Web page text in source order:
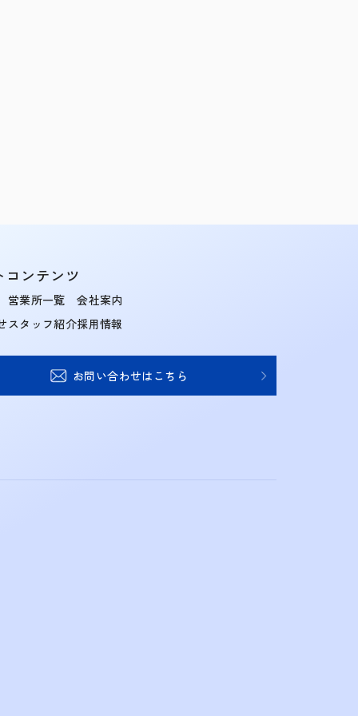
コンテンツ
営業所一覧
スタッフ紹介
会社案内
採用情報
お問い合わせはこちら